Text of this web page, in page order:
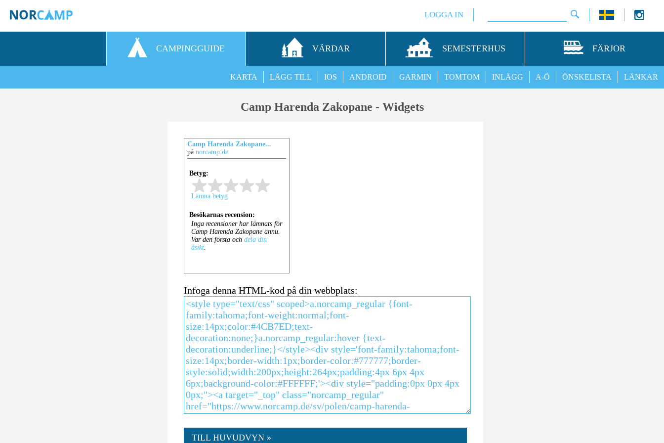
LOGGA IN
CAMPINGGUIDE VÄRDAR SEMESTERHUS FÄRJOR
LÄNKAR
ÖNSKELISTA
A-Ö
INLÄGG
TOMTOM
GARMIN
ANDROID
IOS
LÄGG TILL
KARTA
Camp Harenda Zakopane - Widgets
Camp Harenda Zakopane...
pånorcamp.de
Infoga denna HTML-kod på din webbplats:
TILL HUVUDVYN »